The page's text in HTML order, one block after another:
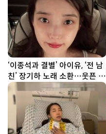
‘이종석과 결별’ 아이유, ‘전 남
친’ 장기하 노래 소환…웃픈 타
이밍